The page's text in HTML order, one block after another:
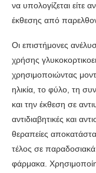
να υπολογίζεται είτε
έκθεσης από
Οι επιστήμονες
χρήσης
χρησιμοποιώντας
ηλικία, το φύλο, τη
και την έκθεση σε
αντιδιαβητικές και
θεραπείες
τέλος σε παραδοσιακά
φάρμακα.